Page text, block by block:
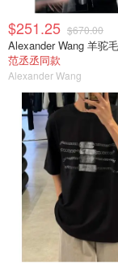
$251.25 $670.00
范丞丞同款
Alexander Wang